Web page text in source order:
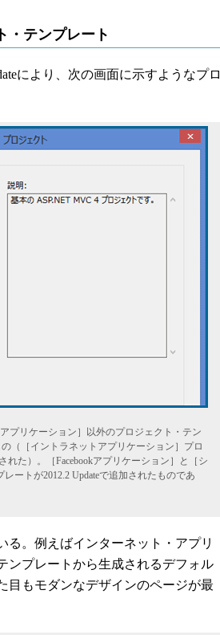
・テンプレート
により、次の画面に示すようなプロ
プリケーション］以外のプロジェクト・テン
（［イントラネットアプリケーション］プロ
れた）。［Facebookアプリケーション］と［シ
ートが2012.2 Updateで追加されたものであ
。例えばインターネット・アプリ
ンプレートから生成されるデフォル
目もモダンなデザインのページが最